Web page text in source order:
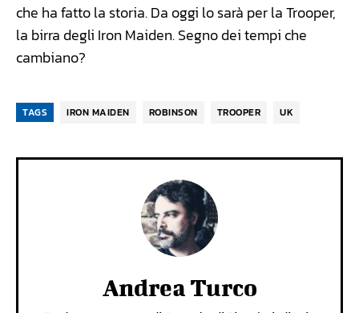
che ha fatto la storia. Da oggi lo sarà per la Trooper,
la birra degli Iron Maiden. Segno dei tempi che
cambiano?
TAGS IRON MAIDEN ROBINSON TROOPER UK
Andrea Turco